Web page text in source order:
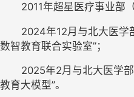
2011年超星医疗事业部（
2024年12月与北大医学
数智教育联合实验室”；
2025年2月与北大医学部
教育大模型”。